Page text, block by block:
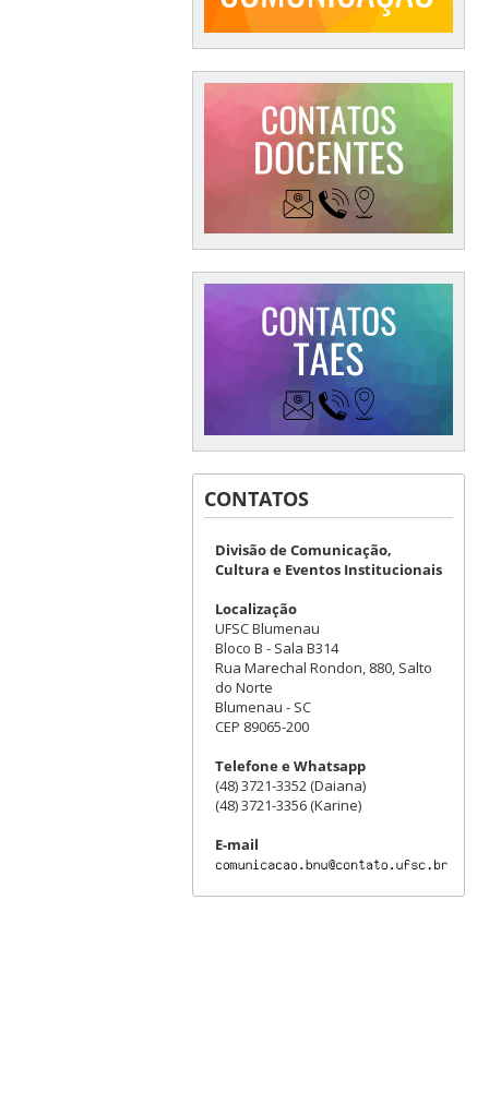
CONTATOS
Divisão de Comunicação,
Cultura e Eventos Institucionais
Localização
UFSC Blumenau
Bloco B - Sala B314
Rua Marechal Rondon, 880, Salto
do Norte
Blumenau - SC
CEP 89065-200
Telefone e Whatsapp
(48) 3721-3352 (Daiana)
(48) 3721-3356 (Karine)
E-mail